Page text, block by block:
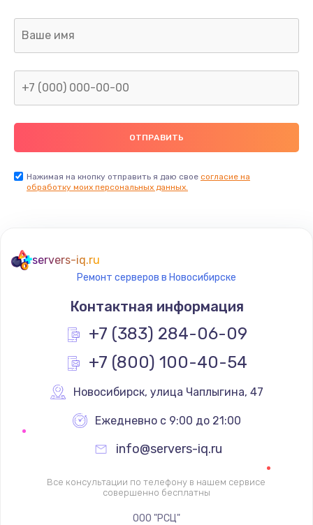
Нажимая на кнопку отправить я даю свое согласие на
обработку моих персональных данных.
servers-iq.ru
Ремонт серверов в Новосибирске
Контактная информация
+7 (383) 284-06-09
+7 (800) 100-40-54
Новосибирск, улица Чаплыгина, 47
Ежедневно с 9:00 до 21:00
info@servers-iq.ru
Все консультации по телефону в нашем сервисе
совершенно бесплатны
ООО "РСЦ"